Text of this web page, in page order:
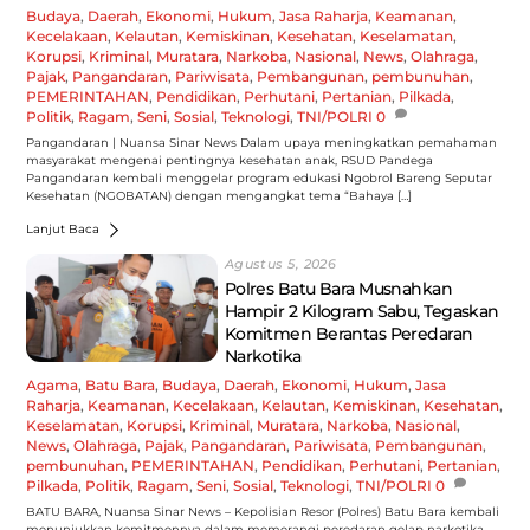
Budaya, Daerah, Ekonomi, Hukum,Jasa Raharja, Keamanan,
Kecelakaan, Kelautan, Kemiskinan, Kesehatan, Keselamatan,
Korupsi, Kriminal, Muratara, Narkoba, Nasional, News,Olahraga,
Pajak, Pangandaran, Pariwisata, Pembangunan, pembunuhan,
PEMERINTAHAN, Pendidikan, Perhutani, Pertanian, Pilkada,
Politik, Ragam,Seni,Sosial,Teknologi,TNI/POLRI 0
Pangandaran | Nuansa Sinar News Dalam upaya meningkatkan pemahaman
masyarakat mengenai pentingnya kesehatan anak, RSUD Pandega
Pangandaran kembali menggelar program edukasi Ngobrol Bareng Seputar
Kesehatan (NGOBATAN) dengan mengangkat tema “Bahaya […]
Lanjut Baca
Agustus 5, 2026
Polres Batu Bara Musnahkan
Hampir 2 Kilogram Sabu, Tegaskan
Komitmen Berantas Peredaran
Narkotika
Agama, Batu Bara, Budaya, Daerah, Ekonomi, Hukum,Jasa
Raharja, Keamanan, Kecelakaan, Kelautan, Kemiskinan, Kesehatan,
Keselamatan, Korupsi, Kriminal, Muratara, Narkoba, Nasional,
News,Olahraga, Pajak, Pangandaran, Pariwisata, Pembangunan,
pembunuhan, PEMERINTAHAN, Pendidikan, Perhutani, Pertanian,
Pilkada, Politik, Ragam,Seni,Sosial,Teknologi,TNI/POLRI 0
BATU BARA, Nuansa Sinar News – Kepolisian Resor (Polres) Batu Bara kembali